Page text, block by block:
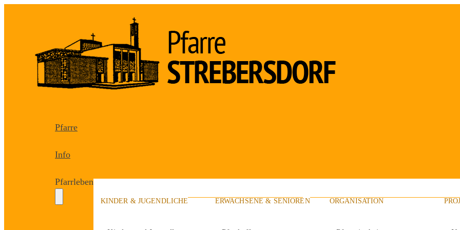
Pfarre
Info
Pfarrleben
KINDER & JUGENDLICHE ERWACHSENE & SENIOREN ORGANISATION